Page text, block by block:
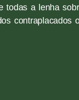
todas a lenha
contraplacados